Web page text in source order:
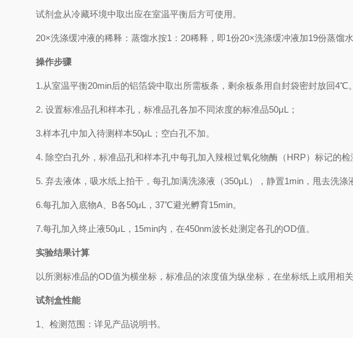
试剂盒从冷藏环境中取出应在室温平衡后方可使用。
20×洗涤缓冲液的稀释：蒸馏水按1 ： 20稀释，即1份20×洗涤缓冲液加19份蒸馏水
操作步骤
1.从室温平衡20min后的铝箔袋中取出所需板条，剩余板条用自封袋密封放回4℃。
2. 设置标准品孔和样本孔，标准品孔各加不同浓度的标准品50μL ；
3.样本孔中加 入待测样本50μL ；空白孔不加。
4. 除空白孔外，标准品孔和样本孔中每孔加入辣根过氧化物酶（HRP）标记的
5. 弃去液体，吸水纸上拍干，每孔加满洗涤液 （350μL ） ，静置1min ，甩去洗
6.每孔加入底物A B各50μL ， 37℃避光孵育15min。
7.每孔加入终止液50μL ， 15min内，在450nm波长处测定各孔的OD值。
实验结果计算
以 所测标准品的OD值为横坐标， 标准品的浓度值为纵坐标，在坐标纸上或用相
试剂盒性能
1、检测范围： 详见产品说明书。